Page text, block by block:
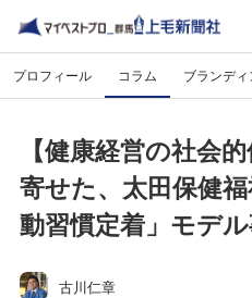
プロフィール コラム ブランデ
【健康経営の社会
寄せた、太田保健
動習慣定着」モデ
古川仁章